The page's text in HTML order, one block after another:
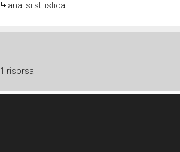
analisi stilistica
1 risorsa